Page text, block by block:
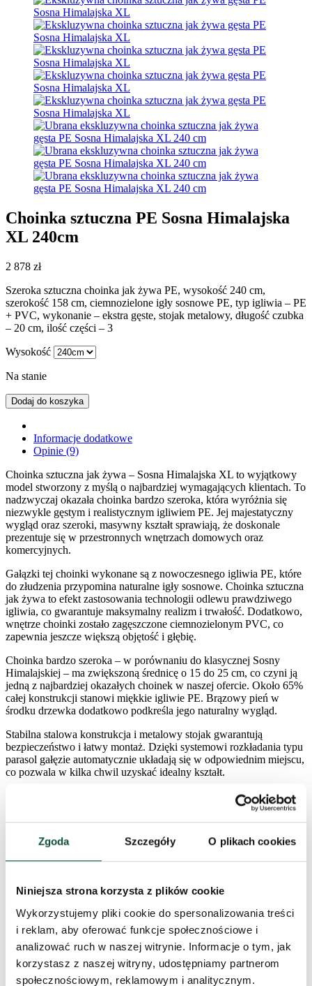
Zgoda Szczegóły O plikach cookies
Niniejsza strona korzysta z plików cookie
Wykorzystujemy pliki cookie do spersonalizowania treści
i reklam, aby oferować funkcje społecznościowe i
analizować ruch w naszej witrynie. Informacje o tym, jak
korzystasz z naszej witryny, udostępniamy partnerom
społecznościowym, reklamowym i analitycznym.
Choinka sztuczna PE Sosna Himalajska
XL 240cm
2 878 zł
Szeroka sztuczna choinka jak żywa PE, wysokość 240 cm,
szerokość 158 cm, ciemnozielone igły sosnowe PE, typ igliwia – PE
+ PVC, wykonanie – ekstra gęste, stojak metalowy, długość czubka
– 20 cm, ilość części – 3
Wysokość
Na stanie
Dodaj do koszyka
Informacje dodatkowe
Opinie (9)
Choinka sztuczna jak żywa – Sosna Himalajska XL to wyjątkowy
model stworzony z myślą o najbardziej wymagających klientach. To
nadzwyczaj okazała choinka bardzo szeroka, która wyróżnia się
niezwykle gęstym i realistycznym igliwiem PE. Jej majestatyczny
wygląd oraz szeroki, masywny kształt sprawiają, że doskonale
prezentuje się w przestronnych wnętrzach domowych oraz
komercyjnych.
Gałązki tej choinki wykonane są z nowoczesnego igliwia PE, które
do złudzenia przypomina naturalne igły sosnowe. Choinka sztuczna
jak żywa to efekt zastosowania technologii odlewu prawdziwego
igliwia, co gwarantuje maksymalny realizm i trwałość. Dodatkowo,
wnętrze choinki zostało zagęszczone ciemnozielonym PVC, co
zapewnia jeszcze większą objętość i głębię.
Choinka bardzo szeroka – w porównaniu do klasycznej Sosny
Himalajskiej – ma zwiększoną średnicę o 15 do 25 cm, co czyni ją
jedną z najbardziej okazałych choinek w naszej ofercie. Około 65%
całej konstrukcji stanowi miękkie igliwie PE. Brązowy pień w
środku drzewka dodatkowo podkreśla jego naturalny wygląd.
Stabilna stalowa konstrukcja i metalowy stojak gwarantują
bezpieczeństwo i łatwy montaż. Dzięki systemowi rozkładania typu
parasol gałęzie automatycznie układają się w odpowiednim miejscu,
co pozwala w kilka chwil uzyskać idealny kształt.
Choinka sztuczna jak żywa z realistycznym igliwiem sosny
Choinka bardzo szeroka i masywna – doskonała do
kolorze
Brązowy pień dla naturalnego efektu
System rozkładania typu parasol – szybki montaż i doskonały
kształt
Stabilna stalowa konstrukcja i metalowy stojak w zestawie
Łatwa w montażu i demontażu, wygodne przechowywanie
Idealna do wszystkich rodzajów ozdób świątecznych